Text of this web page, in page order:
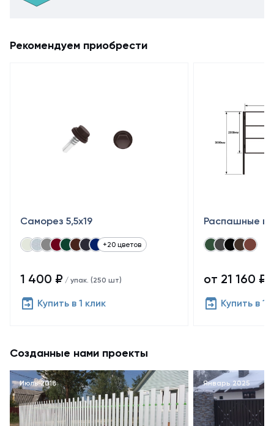
Рекомендуем приобрести
Саморез 5,5x19
+20 цветов
1 400 ₽ / упак. (250 шт)
Купить в 1 клик
Распашные
от 21 160 ₽
Купить в 1
Созданные нами проекты
Июль 2018 Январь 2025